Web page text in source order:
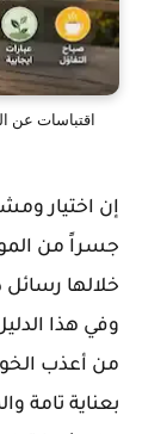
إن اختيار
جسراً من
خلالها
وفي هذا
من أعذب
بعناية تامة